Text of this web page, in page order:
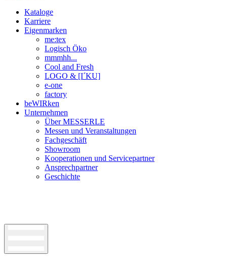
Kataloge
Karriere
Eigenmarken
me:tex
Logisch Öko
mmmhh...
Cool and Fresh
LOGO & [I´KU]
e-one
factory
beWIRken
Unternehmen
Über MESSERLE
Messen und Veranstaltungen
Fachgeschäft
Showroom
Kooperationen und Servicepartner
Ansprechpartner
Geschichte